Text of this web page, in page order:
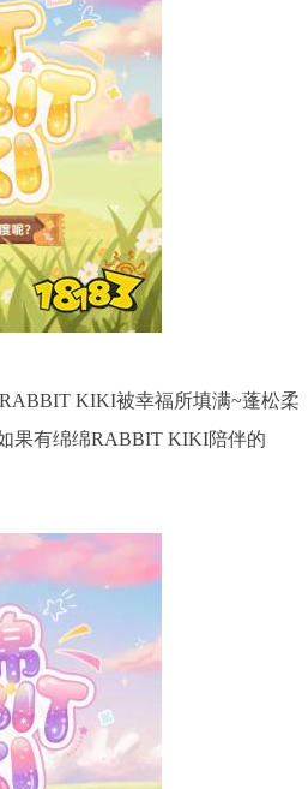
KIKI被幸福所填满~蓬松柔
果有绵绵RABBIT KIKI陪伴的